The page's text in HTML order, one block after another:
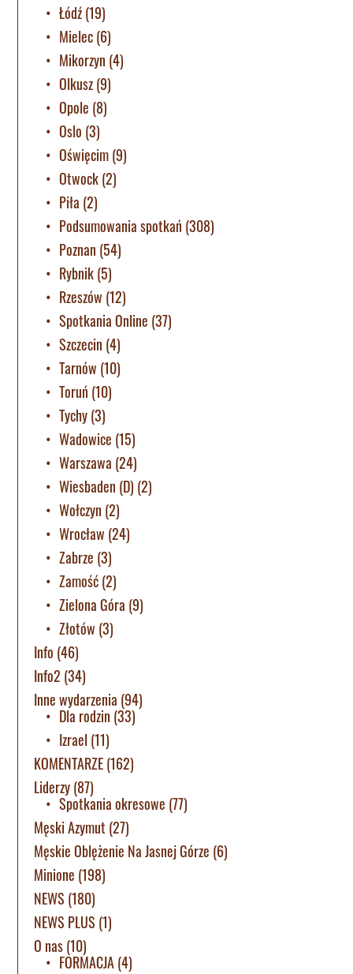
Łódź(19)
Mielec(6)
Mikorzyn (4)
Olkusz(9)
Opole (8)
Oslo (3)
Oświęcim(9)
Otwock(2)
Piła (2)
Podsumowania spotkań (308)
Poznan (54)
Rybnik(5)
Rzeszów (12)
Spotkania Online (37)
Szczecin (4)
Tarnów (10)
Toruń (10)
Tychy(3)
Wadowice (15)
Warszawa (24)
Wiesbaden (D) (2)
Wołczyn (2)
Wrocław (24)
Zabrze (3)
Zamość(2)
Zielona Góra (9)
Złotów (3)
Info (46)
Info2 (34)
Inne wydarzenia (94)
Dla rodzin (33)
Izrael (11)
KOMENTARZE(162)
Liderzy(87)
Spotkania okresowe (77)
Męski Azymut (27)
Męskie Oblężenie Na Jasnej Górze (6)
Minione (198)
NEWS (180)
NEWS PLUS (1)
O nas(10)
FORMACJA(4)